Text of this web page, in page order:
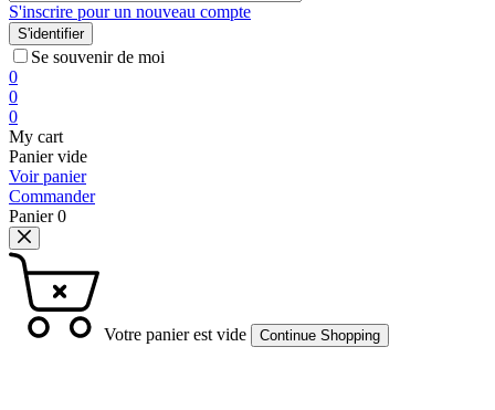
S'inscrire pour un nouveau compte
S'identifier
Se souvenir de moi
0
0
0
My cart
Panier vide
Voir panier
Commander
Panier0
Votre panier est vide Continue Shopping